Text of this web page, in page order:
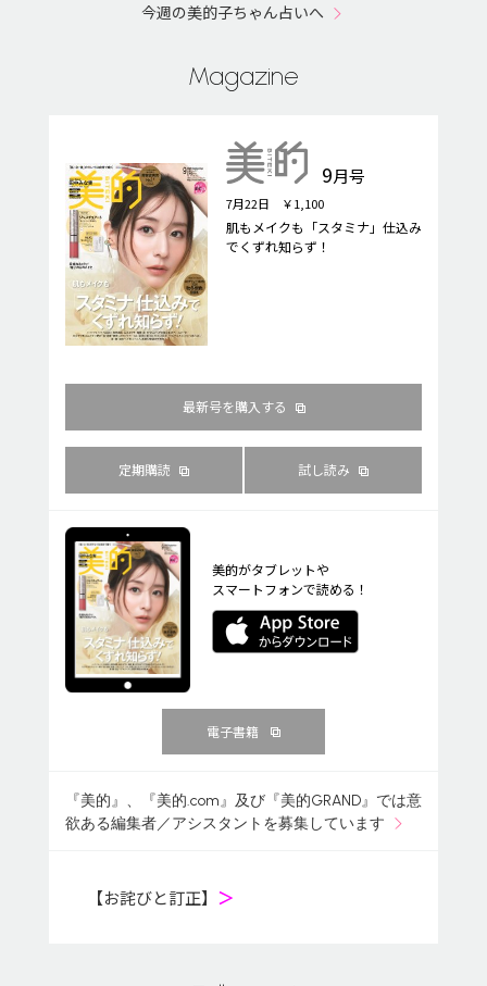
今週の美的子ちゃん占いへ
Magazine
9月号
7月22日 ￥1,100
肌もメイクも「スタミナ」仕込み
でくずれ知らず！
最新号を購入する
定期購読 試し読み
美的がタブレットや
スマートフォンで読める！
電子書籍
『美的』、『美的.com』及び『美的GRAND』では意
欲ある編集者／アシスタントを募集しています
【お詫びと訂正】 ＞